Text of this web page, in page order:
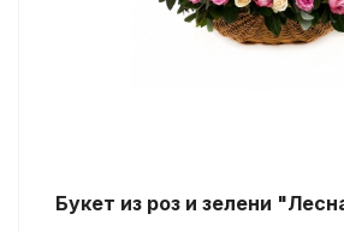
Букет из роз и зелени